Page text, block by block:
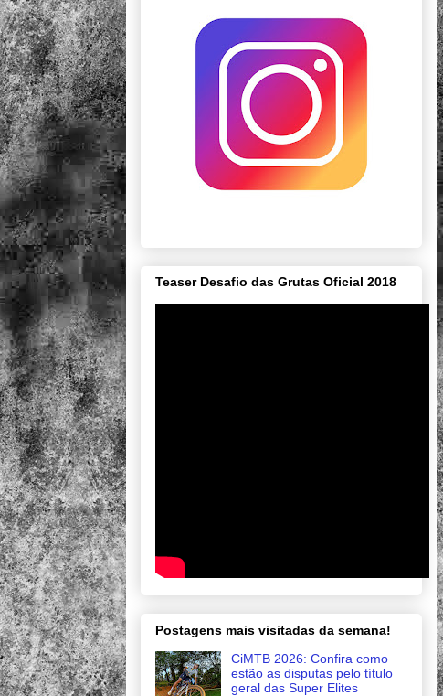
Teaser Desafio das Grutas Oficial 2018
Postagens mais visitadas da semana!
CiMTB 2026: Confira como
estão as disputas pelo título
geral das Super Elites